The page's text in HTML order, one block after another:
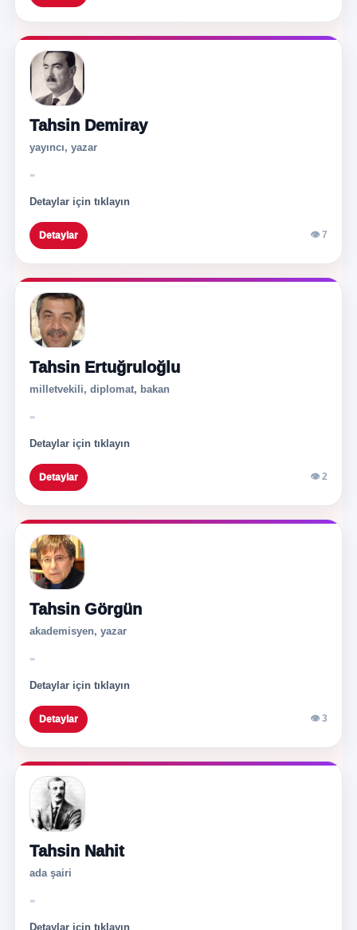
Tahsin Demiray
yayıncı, yazar
-
Detaylar için tıklayın
Detaylar 👁 7
Tahsin Ertuğruloğlu
milletvekili, diplomat, bakan
-
Detaylar için tıklayın
Detaylar 👁 2
Tahsin Görgün
akademisyen, yazar
-
Detaylar için tıklayın
Detaylar 👁 3
Tahsin Nahit
ada şairi
-
Detaylar için tıklayın